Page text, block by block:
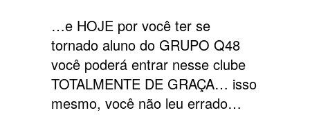
…e HOJE por você ter se
tornado aluno do GRUPO Q48
você poderá entrar nesse clube
TOTALMENTE DE GRAÇA… isso
mesmo, você não leu errado…